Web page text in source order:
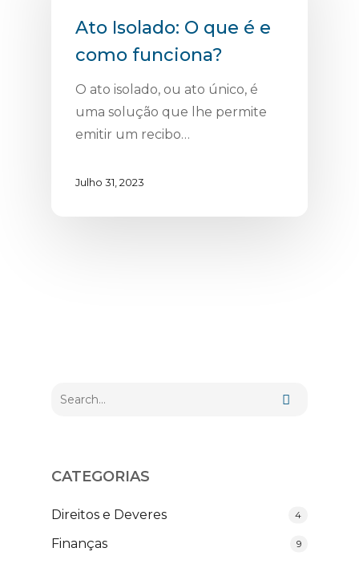
Ato Isolado: O que é e
como funciona?
O ato isolado, ou ato único, é
uma solução que lhe permite
emitir um recibo…
Julho 31, 2023
CATEGORIAS
Direitos e Deveres 4
Finanças 9